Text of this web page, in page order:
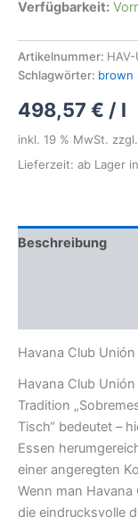
Verfügbarkeit:
Artikelnummer:
Schlagwörter: brown
498,57 € / l
inkl. 19 % MwSt. zzgl.
Lieferzeit: ab Lager
Beschreibung
Havana Club Unión
Havana Club
Tradition
Tisch“ bedeutet –
Essen
einer angeregten
Wenn man
die eindrucksvolle